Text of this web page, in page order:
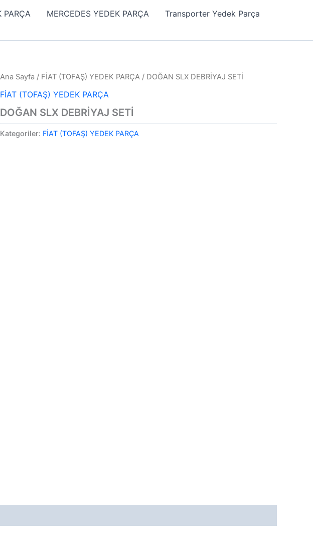
PARÇA MERCEDES YEDEK PARÇA
Transporter Yedek Parça
Ana Sayfa / FİAT (TOFAŞ) YEDEK PARÇA / DOĞAN SLX DEBRİYAJ SETİ
FİAT (TOFAŞ) YEDEK PARÇA
DOĞAN SLX DEBRİYAJ SETİ
Kategoriler: FİAT (TOFAŞ) YEDEK PARÇA